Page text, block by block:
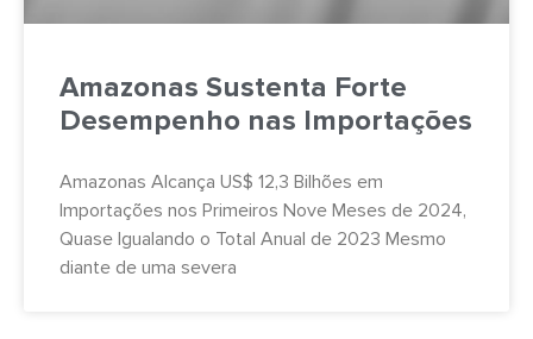
Amazonas Sustenta Forte
Desempenho nas Importações
Amazonas Alcança US$ 12,3 Bilhões em
Importações nos Primeiros Nove Meses de 2024,
Quase Igualando o Total Anual de 2023 Mesmo
diante de uma severa